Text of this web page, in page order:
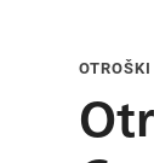
OTROŠKI